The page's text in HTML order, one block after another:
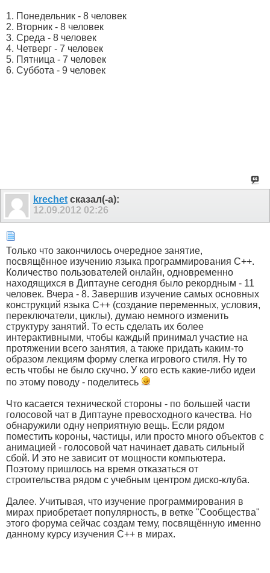
1. Понедельник - 8 человек
2. Вторник - 8 человек
3. Среда - 8 человек
4. Четверг - 7 человек
5. Пятница - 7 человек
6. Суббота - 9 человек
krechet сказал(-а):
12.09.2012 02:26
Только что закончилось очередное занятие,
посвящённое изучению языка программирования С++.
Количество пользователей онлайн, одновременно
находящихся в Диптауне сегодня было рекордным - 11
человек. Вчера - 8. Завершив изучение самых основных
конструкций языка С++ (создание переменных, условия,
переключатели, циклы), думаю немного изменить
структуру занятий. То есть сделать их более
интерактивными, чтобы каждый принимал участие на
протяжении всего занятия, а также придать каким-то
образом лекциям форму слегка игрового стиля. Ну то
есть чтобы не было скучно. У кого есть какие-либо идеи
по этому поводу - поделитесь
Что касается технической стороны - по большей части
голосовой чат в Диптауне превосходного качества. Но
обнаружили одну неприятную вещь. Если рядом
поместить короны, частицы, или просто много объектов с
анимацией - голосовой чат начинает давать сильный
сбой. И это не зависит от мощности компьютера.
Поэтому пришлось на время отказаться от
строительства рядом с учебным центром диско-клуба.
Далее. Учитывая, что изучение программирования в
мирах приобретает популярность, в ветке "Сообщества"
этого форума сейчас создам тему, посвящённую именно
данному курсу изучения С++ в мирах.